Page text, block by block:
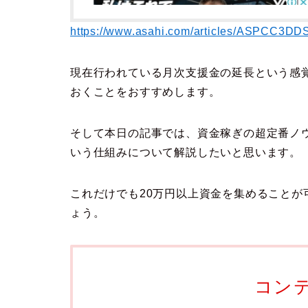
https://www.asahi.com/articles/
現在行われている月次支援金の延長という
おくことをおすすめします。
そして本日の記事では、資金稼ぎの超定番
いう仕組みについて解説したいと思います。
これだけでも20万円以上資金を集めること
ょう。
コン